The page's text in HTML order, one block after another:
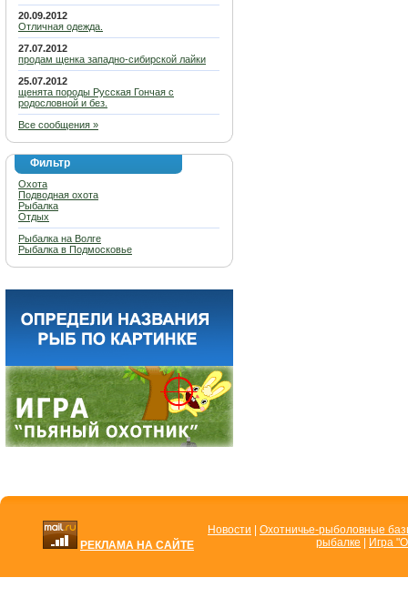
20.09.2012
Отличная одежда.
27.07.2012
продам щенка западно-сибирской лайки
25.07.2012
щенята породы Русская Гончая с
родословной и без.
Все сообщения »
Фильтр
Охота
Подводная охота
Рыбалка
Отдых
Рыбалка на Волге
Рыбалка в Подмосковье
РЕКЛАМА НА САЙТЕ
Новости
Охотничье-рыболовные
рыбалке
Игра